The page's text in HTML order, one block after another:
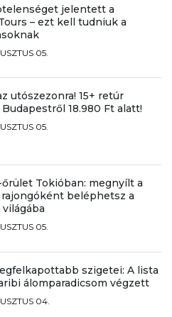
jelentett a
– ezt kell tudniuk a
05.
utószezonra! 15+ retúr
18.980 Ft alatt!
05.
Tokióban: megnyílt a
rajongóként beléphetsz a
05.
szigetei: A lista
álomparadicsom végzett
04.